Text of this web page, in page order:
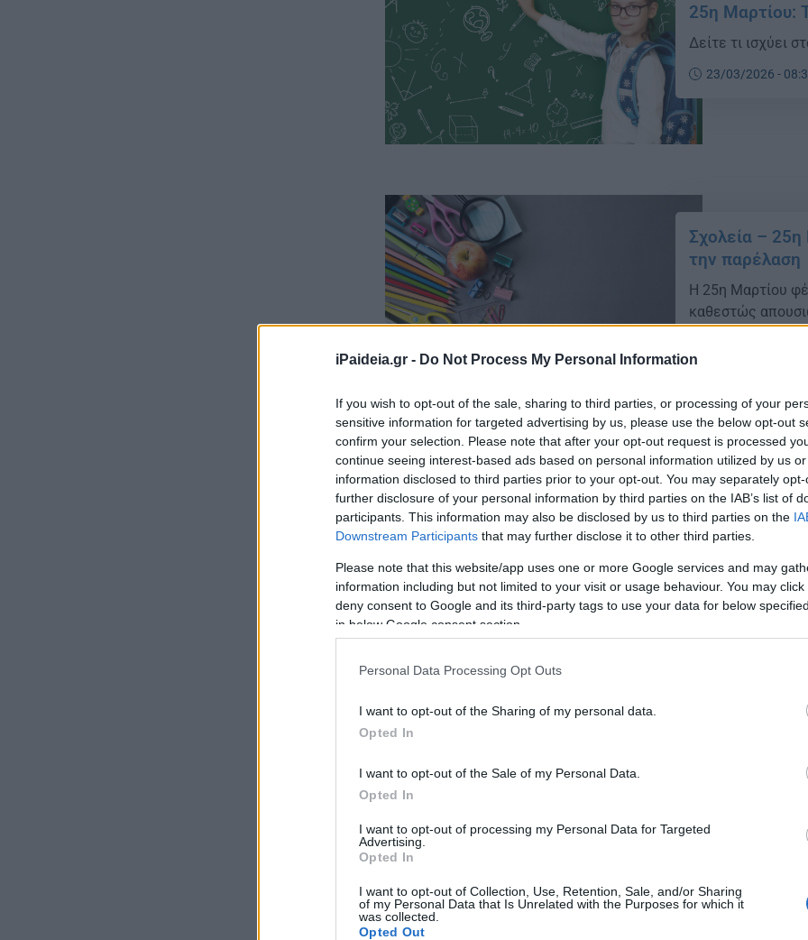
iPaideia.gr - Do Not Process My Personal Information
If you wish to opt-out of the sale, sharing to third parties, or processing of your
sensitive information for targeted advertising by us, please use the below opt-out
confirm your selection. Please note that after your opt-out request is processed
continue seeing interest-based ads based on personal information utilized by us
information disclosed to third parties prior to your opt-out. You may separately
further disclosure of your personal information by third parties on the IAB’s list of
participants. This information may also be disclosed by us to third parties on the
Downstream Participants that may further disclose it to other third parties.
Please note that this website/app uses one or more Google services and may
information including but not limited to your visit or usage behaviour. You may
deny consent to Google and its third-party tags to use your data for below
in below Google consent section.
Personal Data Processing Opt Outs
I want to opt-out of the Sharing of my personal data.
Opted In
I want to opt-out of the Sale of my Personal Data.
Opted In
I want to opt-out of processing my Personal Data for Targeted
Advertising.
Opted In
I want to opt-out of Collection, Use, Retention, Sale, and/or Sharing
of my Personal Data that Is Unrelated with the Purposes for which it
was collected.
Opted Out
25η Μαρτίου:
Δείτε τι ισχύει
23/03/2026 -
Σχολεία – 25η
την παρέλαση
Η 25η Μαρτίου
καθεστώς
28η
Αττική λόγω
Έκτακτες
Οκτωβρίου 2025
μαθητικών
26/10/2025 -
28η
«Δεν υπήρξε
Ο
για
Οκτωβρίου,
κανονισμών.